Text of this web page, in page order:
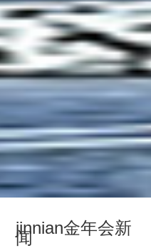
jinnian金年会新
闻